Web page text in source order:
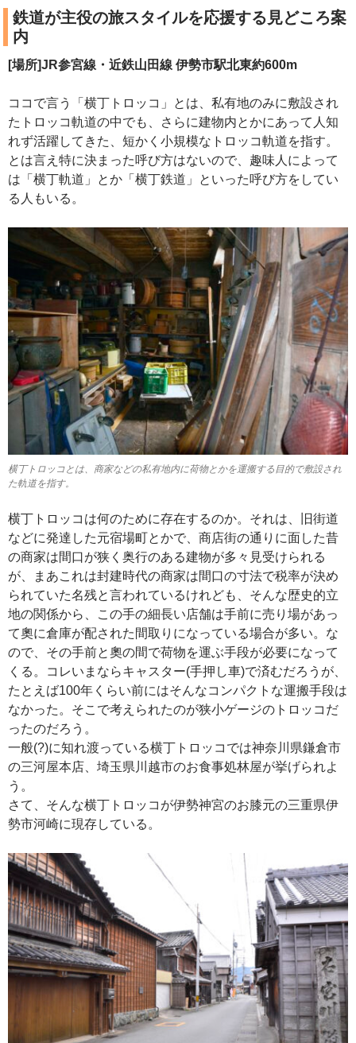
鉄道が主役の旅スタイルを応援する見どころ案
内
[場所]JR参宮線・近鉄山田線 伊勢市駅北東約600m
ココで言う「横丁トロッコ」とは、私有地のみに敷設され
たトロッコ軌道の中でも、さらに建物内とかにあって人知
れず活躍してきた、短かく小規模なトロッコ軌道を指す。
とは言え特に決まった呼び方はないので、趣味人によって
は「横丁軌道」とか「横丁鉄道」といった呼び方をしてい
る人もいる。
横丁トロッコとは、商家などの私有地内に荷物とかを運搬する目的で敷設され
た軌道を指す。
横丁トロッコは何のために存在するのか。それは、旧街道
などに発達した元宿場町とかで、商店街の通りに面した昔
の商家は間口が狭く奥行のある建物が多々見受けられる
が、まあこれは封建時代の商家は間口の寸法で税率が決め
られていた名残と言われているけれども、そんな歴史的立
地の関係から、この手の細長い店舗は手前に売り場があっ
て奧に倉庫が配された間取りになっている場合が多い。な
ので、その手前と奧の間で荷物を運ぶ手段が必要になって
くる。コレいまならキャスター(手押し車)で済むだろうが、
たとえば100年くらい前にはそんなコンパクトな運搬手段は
なかった。そこで考えられたのが狭小ゲージのトロッコだ
ったのだろう。
一般(?)に知れ渡っている横丁トロッコでは神奈川県鎌倉市
の三河屋本店、埼玉県川越市のお食事処林屋が挙げられよ
う。
さて、そんな横丁トロッコが伊勢神宮のお膝元の三重県伊
勢市河崎に現存している。